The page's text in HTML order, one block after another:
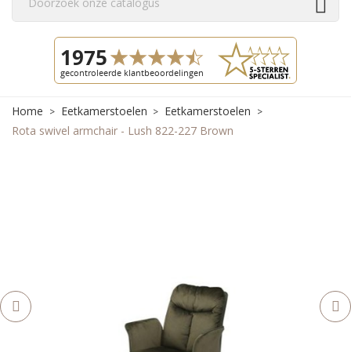
Home Eetkamerstoelen
Eetkamerstoelen
Rota swivel armchair - Lush 822-227 Brown